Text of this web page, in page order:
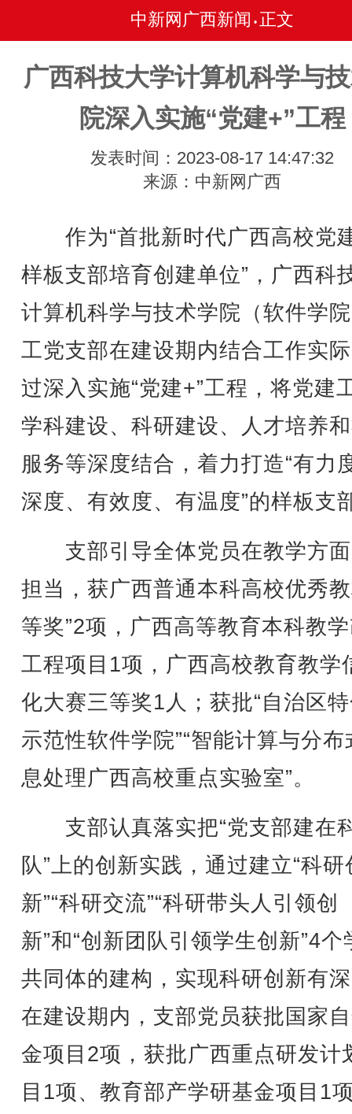
中新网广西新闻 • 正文
广西科技大学计算机科学与
院深入实施“党建+”工程
发表时间：2023-08-17 14:47:32
来源：中新网广西
作为“首批新时代广西高校党
样板支部培育创建单位”，广西科
计算机科学与技术学院（软件学
工党支部在建设期内结合工作实
过深入实施“党建+”工程，将党建
学科建设、科研建设、人才培养
服务等深度结合，着力打造“有力
深度、有效度、有温度”的样板支
支部引导全体党员在教学方
担当，获广西普通本科高校优秀
等奖”2项，广西高等教育本科教
工程项目1项，广西高校教育教学
化大赛三等奖1人；获批“自治区
示范性软件学院”“智能计算与分布
息处理广西高校重点实验室”。
支部认真落实把“党支部建在
队”上的创新实践，通过建立“科研
新”“科研交流”“科研带头人引领创
新”和“创新团队引领学生创新”4个
共同体的建构，实现科研创新有
在建设期内，支部党员获批国家
金项目2项，获批广西重点研发计
目1项、教育部产学研基金项目1